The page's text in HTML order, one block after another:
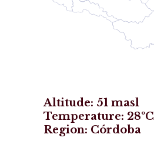
Altitude: 51 masl
Temperature: 28ºC
Region: Córdoba